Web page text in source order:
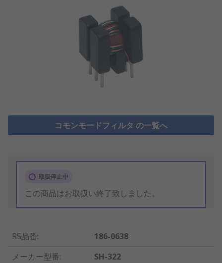
コモンモードフィルタ の一覧へ
取扱停止中
この商品はお取扱い終了致しました。
RS品番:
186-0638
メーカー型番:
SH-322